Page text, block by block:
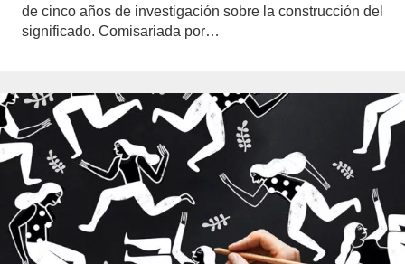
de cinco años de investigación sobre la construcción del
significado. Comisariada por…